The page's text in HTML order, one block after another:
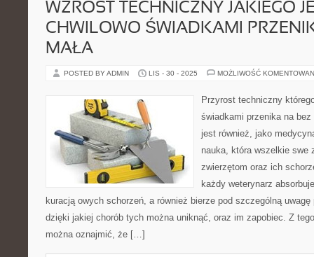
WZROST TECHNICZNY JAKIEGO
CHWILOWO ŚWIADKAMI
MAŁA
POSTED BY ADMIN LIS - 30 - 2025 MOŻLIWOŚĆ
Przyrost techniczny
świadkami przenika na bez
jest również, jako
nauka, która wszelkie swe
zwierzętom oraz ich
każdy weterynarz
kuracją owych schorzeń, a również bierze pod szczególną
dzięki jakiej chorób tych można uniknąć, oraz im zapobiec. Z
można oznajmić, że […]